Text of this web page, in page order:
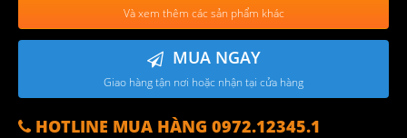
Và xem thêm các sản phẩm khác
MUA NGAY
Giao hàng tận nơi hoặc nhận tại cửa hàng
HOTLINE MUA HÀNG 0972.12345.1